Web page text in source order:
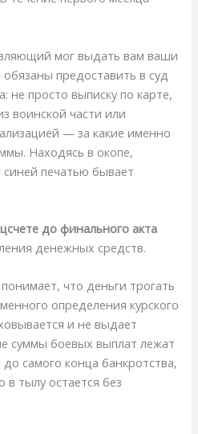
мог выдать вам ваши
предоставить в суд
не просто выписку по карте,
воинской части или
— за какие именно
Находясь в окопе,
синей печатью бывает
до финального акта
денежных средств.
что деньги трогать
определения курского
и не выдает
суммы боевых выплат лежат
самого конца банкротства,
в тылу остается без